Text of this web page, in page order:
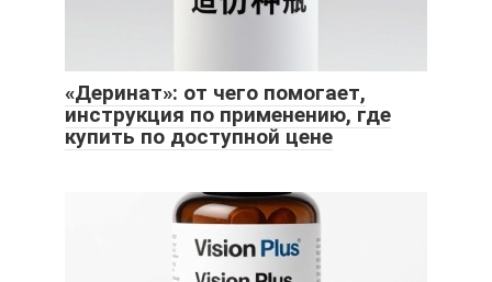
«Деринат»: от чего помогает,
инструкция по применению, где
купить по доступной цене